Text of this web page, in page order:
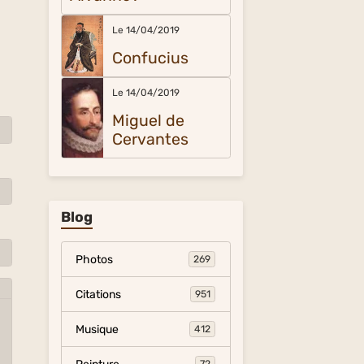
Le 14/04/2019
Confucius
Le 14/04/2019
Miguel de
Cervantes
Blog
Photos 269
Citations 951
Musique 412